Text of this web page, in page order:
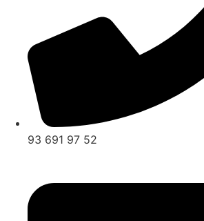
93 691 97 52